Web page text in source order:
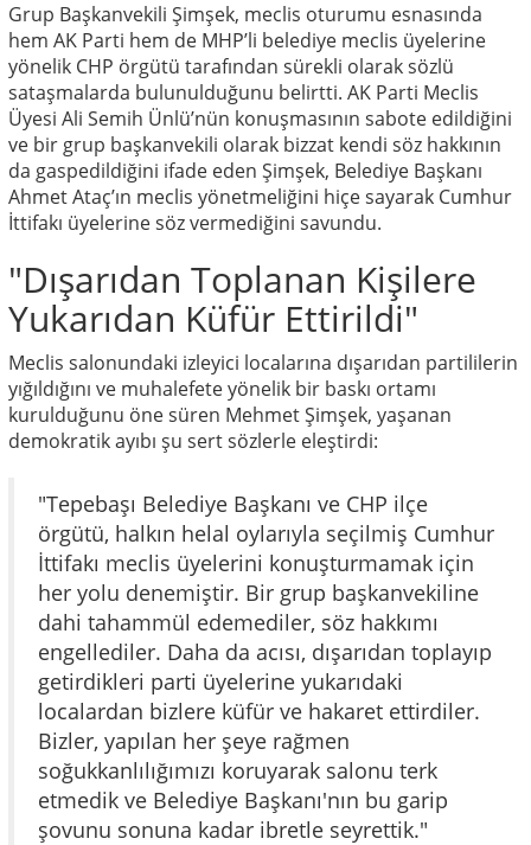
Grup Başkanvekili Şimşek, meclis oturumu esnasında
hem AK Parti hem de MHP’li belediye meclis üyelerine
yönelik CHP örgütü tarafından sürekli olarak sözlü
sataşmalarda bulunulduğunu belirtti. AK Parti Meclis
Üyesi Ali Semih Ünlü’nün konuşmasının sabote edildiğini
ve bir grup başkanvekili olarak bizzat kendi söz hakkının
da gaspedildiğini ifade eden Şimşek, Belediye Başkanı
Ahmet Ataç’ın meclis yönetmeliğini hiçe sayarak Cumhur
İttifakı üyelerine söz vermediğini savundu.
"Dışarıdan Toplanan Kişilere
Yukarıdan Küfür Ettirildi"
Meclis salonundaki izleyici localarına dışarıdan partililerin
yığıldığını ve muhalefete yönelik bir baskı ortamı
kurulduğunu öne süren Mehmet Şimşek, yaşanan
demokratik ayıbı şu sert sözlerle eleştirdi:
"Tepebaşı Belediye Başkanı ve CHP ilçe
örgütü, halkın helal oylarıyla seçilmiş Cumhur
İttifakı meclis üyelerini konuşturmamak için
her yolu denemiştir. Bir grup başkanvekiline
dahi tahammül edemediler, söz hakkımı
engellediler. Daha da acısı, dışarıdan toplayıp
getirdikleri parti üyelerine yukarıdaki
localardan bizlere küfür ve hakaret ettirdiler.
Bizler, yapılan her şeye rağmen
soğukkanlılığımızı koruyarak salonu terk
etmedik ve Belediye Başkanı'nın bu garip
şovunu sonuna kadar ibretle seyrettik."